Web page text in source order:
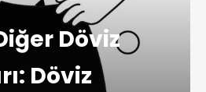
Döviz
Döviz